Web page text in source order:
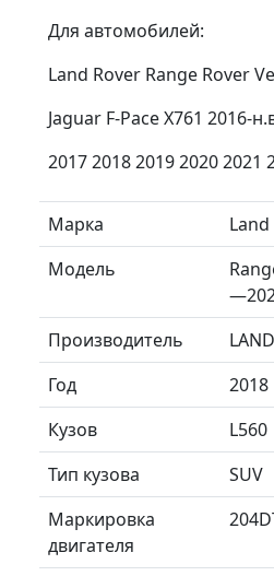
Для автомобилей:
Land Rover Range Rover
Jaguar F-Pace X761 2016-
2017 2018 2019 2020 2021
Марка
Модель
Производитель
Год
2018
Кузов
L560
Тип кузова
SUV
Маркировка
двигателя